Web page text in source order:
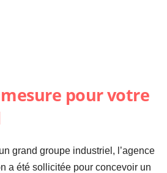
pour votre
grand groupe industriel, l’agence
a été sollicitée pour concevoir un